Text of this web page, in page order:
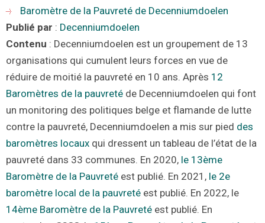
Baromètre de la Pauvreté de Decenniumdoelen
Publié par : Decenniumdoelen
Contenu : Decenniumdoelen est un groupement de 13
organisations qui cumulent leurs forces en vue de
réduire de moitié la pauvreté en 10 ans. Après 12
Baromètres de la pauvreté de Decenniumdoelen qui font
un monitoring des politiques belge et flamande de lutte
contre la pauvreté, Decenniumdoelen a mis sur pied des
baromètres locaux qui dressent un tableau de l’état de la
pauvreté dans 33 communes. En 2020, le 13ème
Baromètre de la Pauvreté est publié. En 2021, le 2e
baromètre local de la pauvreté est publié. En 2022, le
14ème Baromètre de la Pauvreté est publié. En